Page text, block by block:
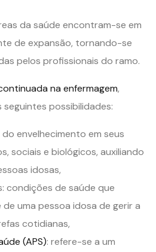
da saúde encontram-se em
de expansão, tornando-se
pelos profissionais do ramo.
na enfermagem,
possibilidades:
envelhecimento em seus
sociais e biológicos, auxiliando
idosas,
condições de saúde que
uma pessoa idosa de gerir a
cotidianas,
(APS): refere-se a um